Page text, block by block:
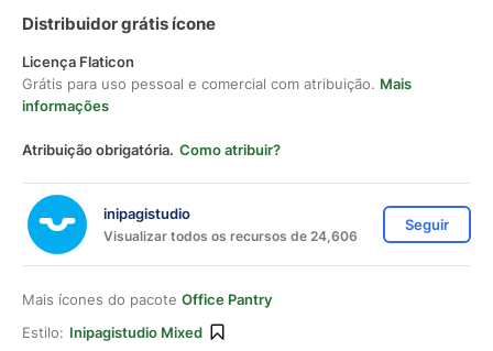
Distribuidor grátis ícone
Licença Flaticon
Grátis para uso pessoal e comercial com atribuição. Mais
informações
Atribuição obrigatória. Como atribuir?
inipagistudio
Visualizar todos os recursos de 24,606
Seguir
Mais ícones do pacote Office Pantry
Estilo: Inipagistudio Mixed